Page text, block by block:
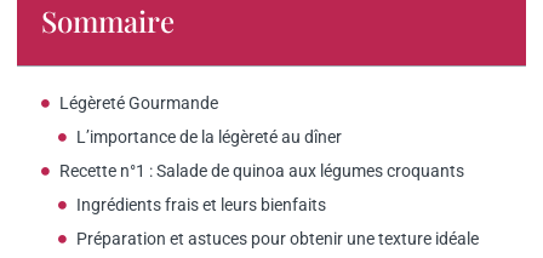
Sommaire
Légèreté Gourmande
L’importance de la légèreté au dîner
Recette n°1 : Salade de quinoa aux légumes croquants
Ingrédients frais et leurs bienfaits
Préparation et astuces pour obtenir une texture idéale